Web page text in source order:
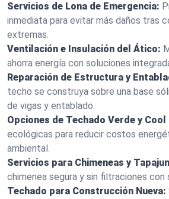
Servicios de Lona de Emergencia:
inmediata para evitar más daños tras
extremas.
Ventilación e Insulación del Ático:
ahorra energía con soluciones
Reparación de Estructura y
techo se construya sobre una base
de vigas y entablado.
Opciones de Techado Verde y Cool
ecológicas para reducir costos
ambiental.
Servicios para Chimeneas y
chimenea segura y sin filtraciones con
Techado para Construcción Nueva: